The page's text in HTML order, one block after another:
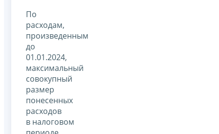
По
расходам,
произведенным
до
01.01.2024,
максимальный
совокупный
размер
понесенных
расходов
в налоговом